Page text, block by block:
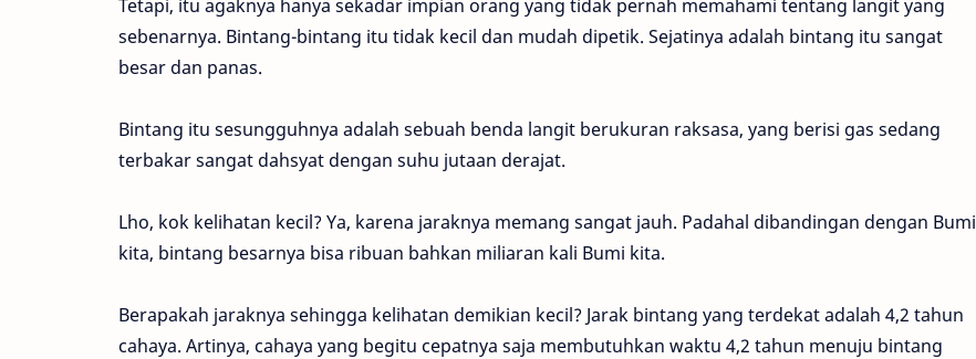
Tetapi, itu agaknya hanya sekadar impian orang yang tidak pernah memahami tentang langit yang
sebenarnya. Bintang-bintang itu tidak kecil dan mudah dipetik. Sejatinya adalah bintang itu sangat
besar dan panas.
Bintang itu sesungguhnya adalah sebuah benda langit berukuran raksasa, yang berisi gas sedang
terbakar sangat dahsyat dengan suhu jutaan derajat.
Lho, kok kelihatan kecil? Ya, karena jaraknya memang sangat jauh. Padahal dibandingan dengan Bumi
kita, bintang besarnya bisa ribuan bahkan miliaran kali Bumi kita.
Berapakah jaraknya sehingga kelihatan demikian kecil? Jarak bintang yang terdekat adalah 4,2 tahun
cahaya. Artinya, cahaya yang begitu cepatnya saja membutuhkan waktu 4,2 tahun menuju bintang